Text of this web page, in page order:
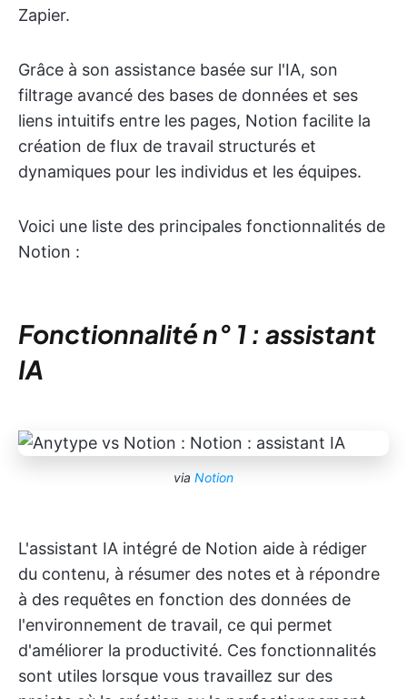
Zapier.
Grâce à son assistance basée sur l'IA, son
filtrage avancé des bases de données et ses
liens intuitifs entre les pages, Notion facilite la
création de flux de travail structurés et
dynamiques pour les individus et les équipes.
Voici une liste des principales fonctionnalités de
Notion :
Fonctionnalité n° 1 : assistant
IA
via Notion
L'assistant IA intégré de Notion aide à rédiger
du contenu, à résumer des notes et à répondre
à des requêtes en fonction des données de
l'environnement de travail, ce qui permet
d'améliorer la productivité. Ces fonctionnalités
sont utiles lorsque vous travaillez sur des